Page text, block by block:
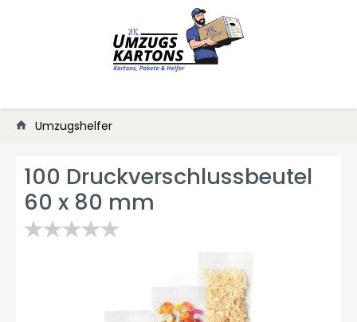
Umzugshelfer
100 Druckverschlussbeutel
60 x 80 mm